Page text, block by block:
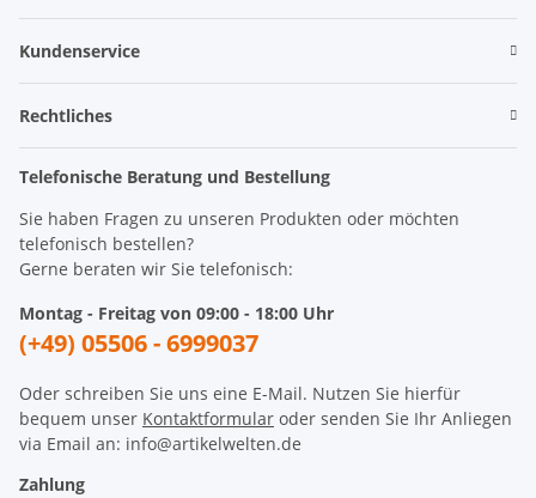
Kundenservice
Rechtliches
Telefonische Beratung und Bestellung
Sie haben Fragen zu unseren Produkten oder möchten
telefonisch bestellen?
Gerne beraten wir Sie telefonisch:
Montag - Freitag von 09:00 - 18:00 Uhr
(+49) 05506 - 6999037
Oder schreiben Sie uns eine E-Mail. Nutzen Sie hierfür
bequem unser Kontaktformular oder senden Sie Ihr Anliegen
via Email an: info@artikelwelten.de
Zahlung